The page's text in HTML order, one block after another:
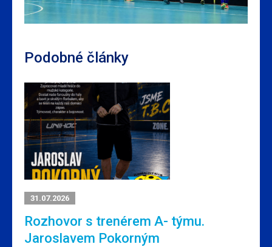
Podobné články
31.07.2026
Rozhovor s trenérem A- týmu.
Jaroslavem Pokorným